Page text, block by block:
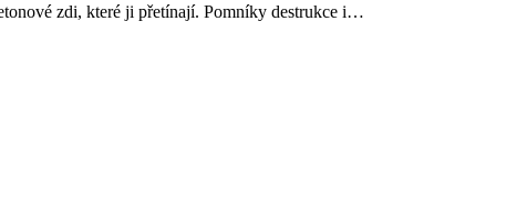
zdi, které ji přetínají. Pomníky destrukce i…